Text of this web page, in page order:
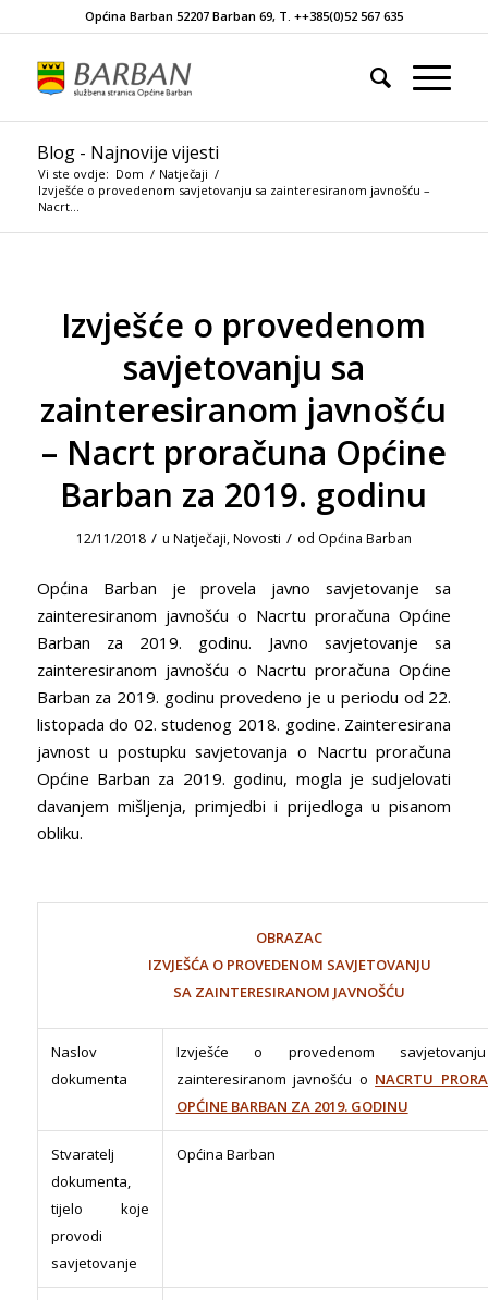
Općina Barban 52207 Barban 69, T. ++385(0)52 567 635
Blog - Najnovije vijesti
Vi ste ovdje: Dom / Natječaji /
Izvješće o provedenom savjetovanju sa zainteresiranom javnošću –
Nacrt...
Izvješće o provedenom
savjetovanju sa
zainteresiranom javnošću
– Nacrt proračuna Općine
Barban za 2019. godinu
12/11/2018 / u Natječaji,Novosti / od Općina Barban
Općina Barban je provela javno savjetovanje sa
zainteresiranom javnošću o Nacrtu proračuna Općine
Barban za 2019. godinu. Javno savjetovanje sa
zainteresiranom javnošću o Nacrtu proračuna Općine
Barban za 2019. godinu provedeno je u periodu od 22.
listopada do 02. studenog 2018. godine. Zainteresirana
javnost u postupku savjetovanja o Nacrtu proračuna
Općine Barban za 2019. godinu, mogla je sudjelovati
davanjem mišljenja, primjedbi i prijedloga u pisanom
obliku.
OBRAZAC
IZVJEŠĆA O PROVEDENOM SAVJETOVANJU
SA ZAINTERESIRANOM JAVNOŠĆU
Naslov
dokumenta
Izvješće o provedenom
zainteresiranom javnošću o NACRTU
OPĆINE BARBAN ZA 2019. GODINU
Stvaratelj
dokumenta,
tijelo koje
provodi
savjetovanje
Općina Barban